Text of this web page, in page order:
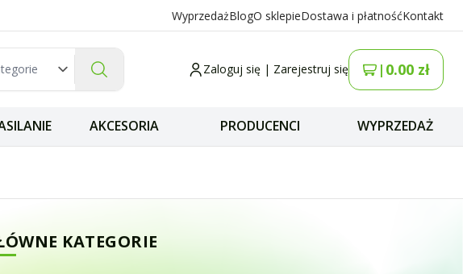
WyprzedażBlogO sklepieDostawa i płatnośćKontakt
Zaloguj się | Zarejestruj się | 0.00 zł
AKCESORIA PRODUCENCI WYPRZEDAŻ
np. do Sirio MAG
KATEGORIE